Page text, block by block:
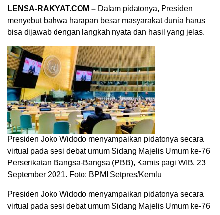
LENSA-RAKYAT.COM – Dalam pidatonya, Presiden
menyebut bahwa harapan besar masyarakat dunia harus
bisa dijawab dengan langkah nyata dan hasil yang jelas.
Presiden Joko Widodo menyampaikan pidatonya secara
virtual pada sesi debat umum Sidang Majelis Umum ke-76
Perserikatan Bangsa-Bangsa (PBB), Kamis pagi WIB, 23
September 2021. Foto: BPMI Setpres/Kemlu
Presiden Joko Widodo menyampaikan pidatonya secara
virtual pada sesi debat umum Sidang Majelis Umum ke-76